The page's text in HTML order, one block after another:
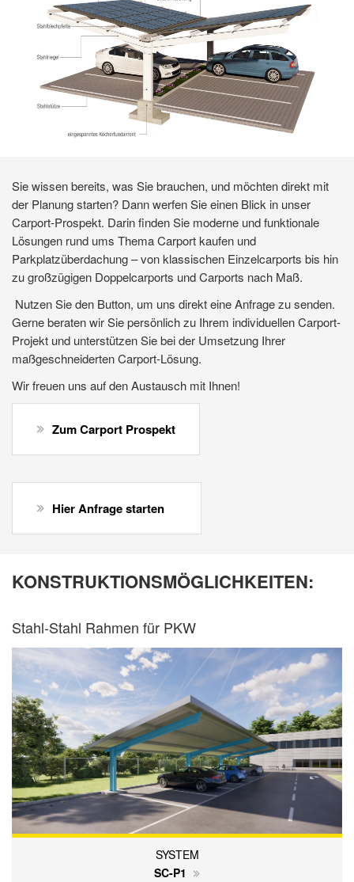
Sie wissen bereits, was Sie brauchen, und möchten direkt mit
der Planung starten? Dann werfen Sie einen Blick in unser
Carport-Prospekt. Darin finden Sie moderne und funktionale
Lösungen rund ums Thema Carport kaufen und
Parkplatzüberdachung – von klassischen Einzelcarports bis hin
zu großzügigen Doppelcarports und Carports nach Maß.
Nutzen Sie den Button, um uns direkt eine Anfrage zu senden.
Gerne beraten wir Sie persönlich zu Ihrem individuellen Carport-
Projekt und unterstützen Sie bei der Umsetzung Ihrer
maßgeschneiderten Carport-Lösung.
Wir freuen uns auf den Austausch mit Ihnen!
Zum Carport Prospekt
Hier Anfrage starten
KONSTRUKTIONSMÖGLICHKEITEN:
Stahl-Stahl Rahmen für PKW
SYSTEM
SC-P1